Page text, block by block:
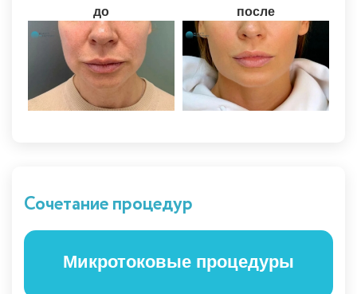
до после
Сочетание процедур
Микротоковые процедуры